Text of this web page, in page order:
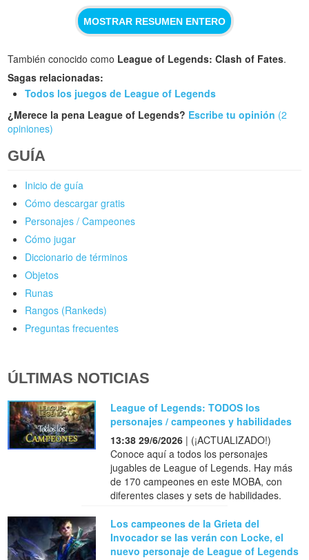
MOSTRAR RESUMEN ENTERO
También conocido como League of Legends: Clash of Fates.
Sagas relacionadas:
Todos los juegos de League of Legends
¿Merece la pena League of Legends? Escribe tu opinión (2
opiniones)
GUÍA
Inicio de guía
Cómo descargar gratis
Personajes / Campeones
Cómo jugar
Diccionario de términos
Objetos
Runas
Rangos (Rankeds)
Preguntas frecuentes
ÚLTIMAS NOTICIAS
League of Legends: TODOS los
personajes / campeones y habilidades
13:38 29/6/2026 | (¡ACTUALIZADO!)
Conoce aquí a todos los personajes
jugables de League of Legends. Hay más
de 170 campeones en este MOBA, con
diferentes clases y sets de habilidades.
Los campeones de la Grieta del
Invocador se las verán con Locke, el
nuevo personaje de League of Legends